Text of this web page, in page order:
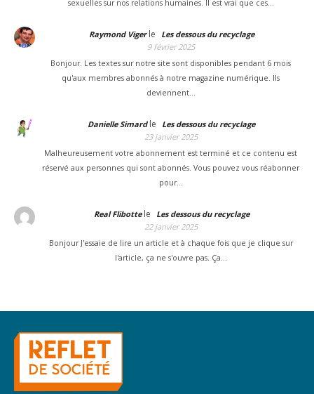
sexuelles sur nos relations humaines. Il est vrai que ces…
Raymond Vigerle
Les dessous du recyclage
9 février 2025
Bonjour. Les textes sur notre site sont disponibles pendant 6 mois
qu'aux membres abonnés à notre magazine numérique. Ils
deviennent…
Danielle Simardle
Les dessous du recyclage
23 janvier 2025
Malheureusement votre abonnement est terminé et ce contenu est
réservé aux personnes qui sont abonnés. Vous pouvez vous réabonner
pour…
Real Flibottele
Les dessous du recyclage
22 janvier 2025
Bonjour J'essaie de lire un article et à chaque fois que je clique sur
l'article, ça ne s'ouvre pas. Ça…